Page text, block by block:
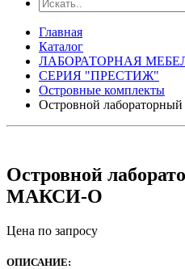
Главная
Каталог
ЛАБОРАТОРНАЯ
СЕРИЯ "ПРЕСТИЖ"
Островные комплекты
Островной
Островной
МАКСИ-О
Цена по запросу
ОПИСАНИЕ: